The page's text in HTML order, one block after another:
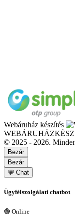
Webáruház készítés
© 2025 - 2026.
Bezár
Bezár
💬 Chat
Ügyfélszolgálati chatbot
🟢 Online